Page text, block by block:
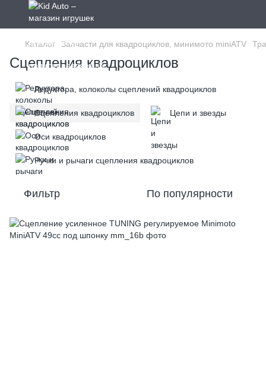
Каталог Запчасти для квадроциклов, минимото miniATV
Сцепления квадроциклов
Редуктора, колоколы сцеплений квадроциклов
Сцепления квадроциклов Цепи и звезды
Оси квадроциклов
Ручки и рычаги сцепления квадроциклов
Фильтр По популярности